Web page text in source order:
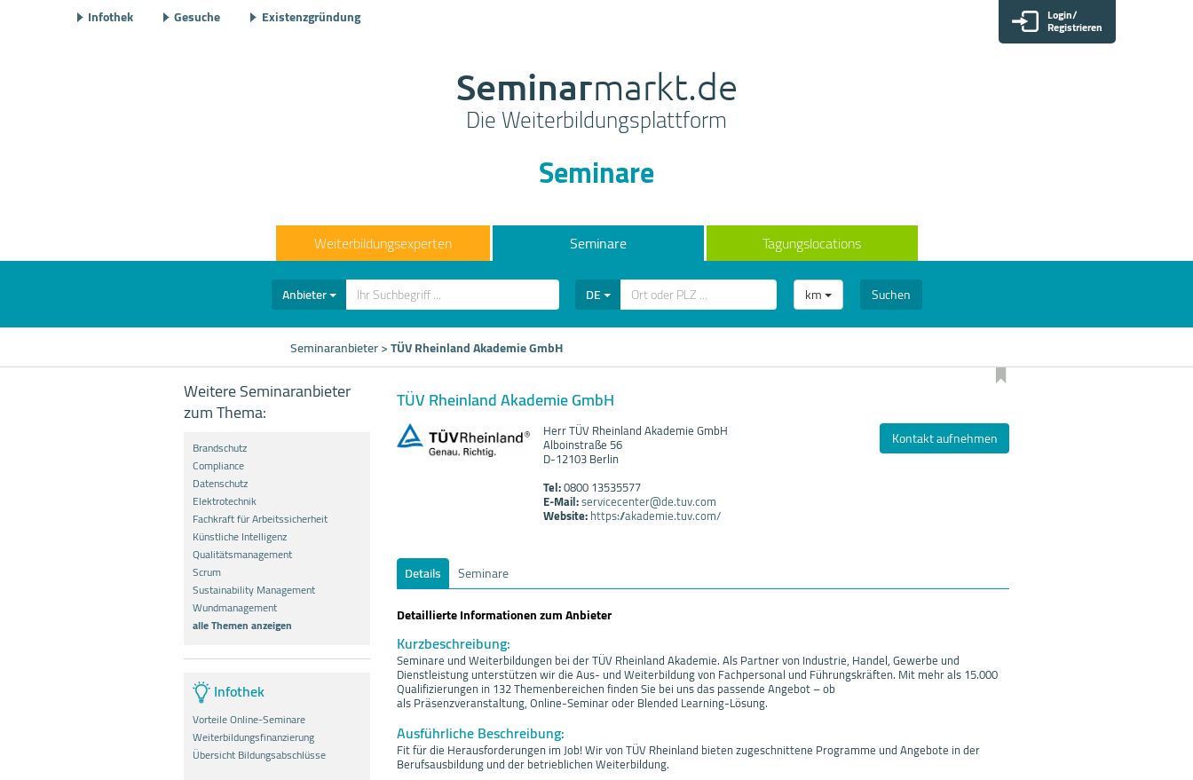
Infothek Gesuche Existenzgründung Login/
Registrieren
Seminarmarkt.de
Die Weiterbildungsplattform
Seminare
Weiterbildungsexperten Seminare Tagungslocations
Anbieter DE km Suchen
Seminaranbieter>TÜV Rheinland Akademie GmbH
Weitere Seminaranbieter
zum Thema:
Brandschutz
Compliance
Datenschutz
Elektrotechnik
Fachkraft für Arbeitssicherheit
Künstliche Intelligenz
Qualitätsmanagement
Scrum
Sustainability Management
Wundmanagement
alle Themen anzeigen
Infothek
Vorteile Online-Seminare
Weiterbildungsfinanzierung
Übersicht Bildungsabschlüsse
TÜV Rheinland Akademie GmbH
Herr TÜV Rheinland Akademie GmbH
Alboinstraße 56
D-12103 Berlin
Tel:0800 13535577
E-Mail:servicecenter@de.tuv.com
Website:https://akademie.tuv.com/
Kontakt aufnehmen
Details
Seminare
Detaillierte Informationen zum Anbieter
Kurzbeschreibung:
Seminare und Weiterbildungen bei der TÜV Rheinland Akademie. Als Partner von Industrie, Handel, Gewerbe und
Dienstleistung unterstützen wir die Aus- und Weiterbildung von Fachpersonal und Führungskräften. Mit mehr als 15.000
Qualifizierungen in 132 Themenbereichen finden Sie bei uns das passende Angebot – ob
als Präsenzveranstaltung, Online-Seminar oder Blended Learning-Lösung.
Ausführliche Beschreibung:
Fit für die Herausforderungen im Job! Wir von TÜV Rheinland bieten zugeschnittene Programme und Angebote in der
Berufsausbildung und der betrieblichen Weiterbildung.